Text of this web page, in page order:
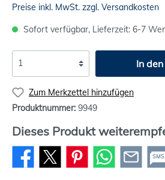
Preise inkl. MwSt. zzgl. Versandkosten
Sofort verfügbar, Lieferzeit: 6-7
In
Zum Merkzettel hinzufügen
Produktnummer: 9949
Dieses Produkt
SMS